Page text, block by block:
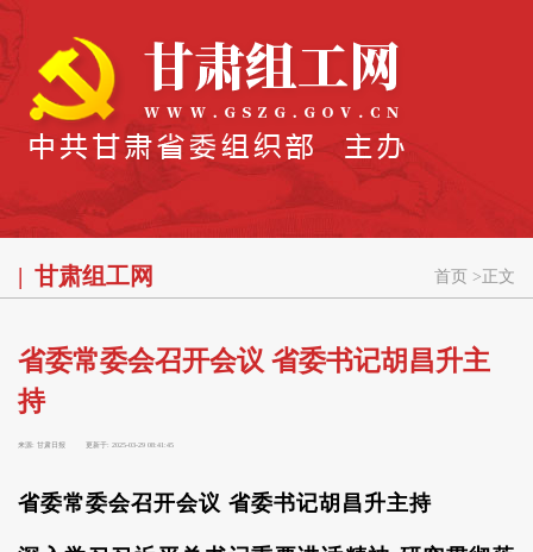
甘肃组工网 首页 > 正文
省委常委会召开会议 省委书记胡昌升主
持
来源: 甘肃日报 更新于: 2025-03-29 08:41:45
省委常委会召开会议 省委书记胡昌升主持